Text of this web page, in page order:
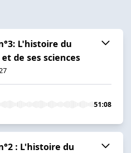
L'histoire du
de ses sciences
51:08
: L'histoire du